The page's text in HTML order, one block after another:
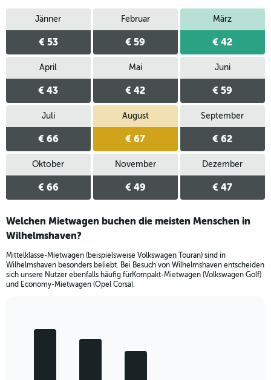
Jänner
€ 53
Februar
€ 59
März
€ 42
April
€ 43
Mai
€ 42
Juni
€ 59
Juli
€ 66
August
€ 67
September
€ 62
Oktober
€ 66
November
€ 49
Dezember
€ 47
Welchen Mietwagen buchen die meisten Menschen in
Wilhelmshaven?
Mittelklasse-Mietwagen (beispielsweise Volkswagen Touran) sind in
Wilhelmshaven besonders beliebt. Bei Besuch von Wilhelmshaven entscheiden
sich unsere Nutzer ebenfalls häufig fürKompakt-Mietwagen (Volkswagen Golf)
und Economy-Mietwagen (Opel Corsa).
chart
graphic.